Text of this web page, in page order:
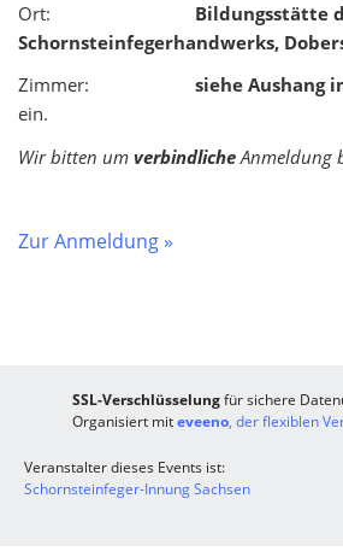
Ort: Bildungsstätte
Schornsteinfegerhandwerks,
Zimmer: siehe
ein.
Wir bitten um verbindliche ​​​​​​​Anmeldung
Zur Anmeldung »
SSL-Verschlüsselungfür sichere
Organisiert miteveeno, der flexiblen
Veranstalter dieses Events ist:
Schornsteinfeger-Innung Sachsen